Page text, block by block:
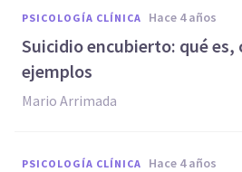
PSICOLOGÍA CLÍNICA hace 4 años
Suicidio encubierto: qué es,
ejemplos
Mario Arrimada
PSICOLOGÍA CLÍNICA hace 4 años